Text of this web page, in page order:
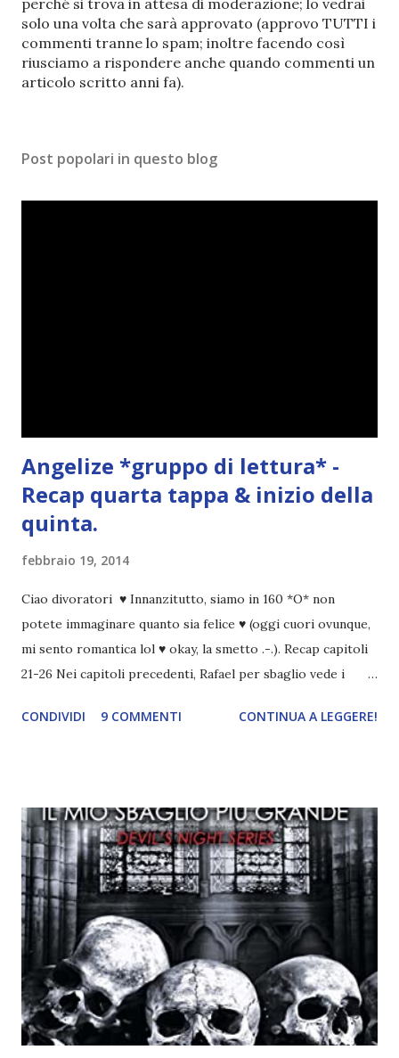
t
a
u
n
m
n
solo una volta che sarà approvato (approvo TUTTI i
commenti tranne lo spam; inoltre facendo così
riusciamo a rispondere anche quando commenti un
articolo scritto anni fa).
Post popolari in questo blog
Angelize *gruppo di lettura* -
Recap quarta tappa & inizio della
quinta.
febbraio 19, 2014
Ciao divoratori ♥ Innanzitutto, siamo in 160 *O* non
potete immaginare quanto sia felice ♥ (oggi cuori ovunque,
mi sento romantica lol ♥ okay, la smetto .-.). Recap capitoli
21-26 Nei capitoli precedenti, Rafael per sbaglio vede i
incontrano e Hesediel mostra loro come combattere i puri.
angelo puro, Elemiah. Ma, a differenza di cosa pensano,
l'angelo non ha intenzione di fare una strage, piuttosto è lì
per avvertili che Mikael non è più "l'angelo puro" che
credono e che potrebbe aver ucciso altri mezzi angeli, tipo
Rafael. A quelle parole, Haniel seguito da altri ibridi, si reca
nell'appartamento, senza risultati. Infine cercano nella
chiesetta. Lì trovano Rafael alle prese con gli angeli puri,
ma questa volta ...
CONDIVIDI 9 COMMENTI CONTINUA A LEGGERE!